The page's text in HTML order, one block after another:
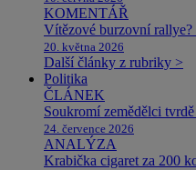
KOMENTÁŘ
Vítězové burzovní
20. května 2026
Další články z rubriky >
Politika
ČLÁNEK
Soukromí zemědělci
24. července 2026
ANALÝZA
Krabička cigaret za 200